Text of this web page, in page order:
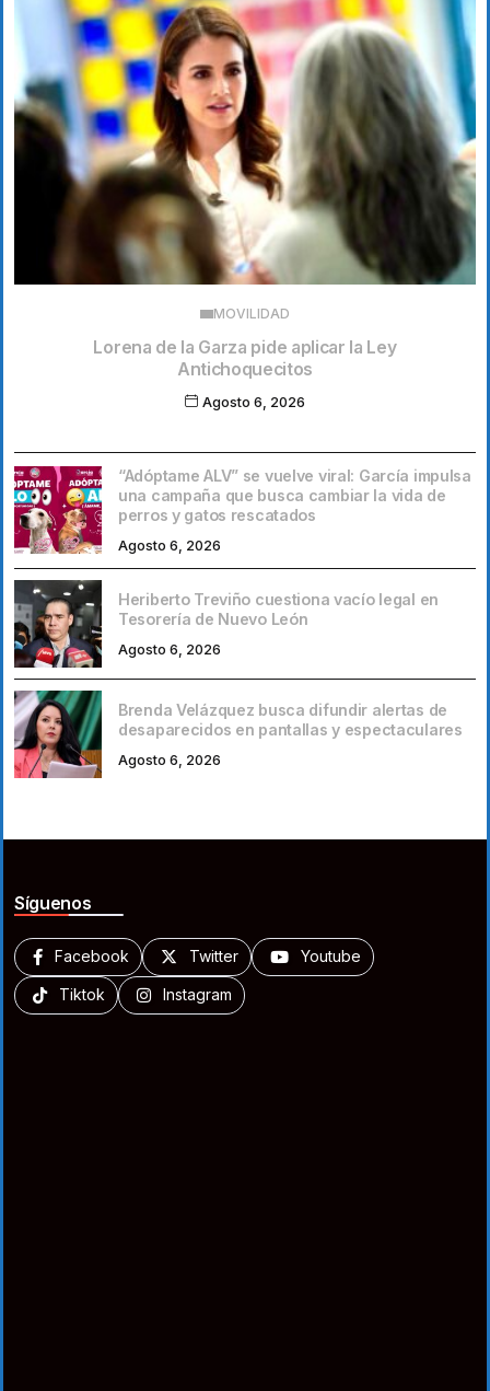
MOVILIDAD
Lorena de la Garza pide aplicar la Ley
Antichoquecitos
Agosto 6, 2026
“Adóptame ALV” se vuelve viral: García impulsa
una campaña que busca cambiar la vida de
perros y gatos rescatados
Agosto 6, 2026
Heriberto Treviño cuestiona vacío legal en
Tesorería de Nuevo León
Agosto 6, 2026
Brenda Velázquez busca difundir alertas de
desaparecidos en pantallas y espectaculares
Agosto 6, 2026
Síguenos
Facebook Twitter Youtube
Tiktok Instagram